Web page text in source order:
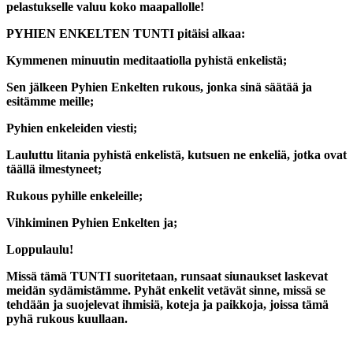
pelastukselle valuu koko maapallolle!
PYHIEN ENKELTEN TUNTI pitäisi alkaa:
Kymmenen minuutin meditaatiolla pyhistä enkelistä;
Sen jälkeen Pyhien Enkelten rukous, jonka sinä säätää ja
esitämme meille;
Pyhien enkeleiden viesti;
Lauluttu litania pyhistä enkelistä, kutsuen ne enkeliä, jotka ovat
täällä ilmestyneet;
Rukous pyhille enkeleille;
Vihkiminen Pyhien Enkelten ja;
Loppulaulu!
Missä tämä TUNTI suoritetaan, runsaat siunaukset laskevat
meidän sydämistämme. Pyhät enkelit vetävät sinne, missä se
tehdään ja suojelevat ihmisiä, koteja ja paikkoja, joissa tämä
pyhä rukous kuullaan.